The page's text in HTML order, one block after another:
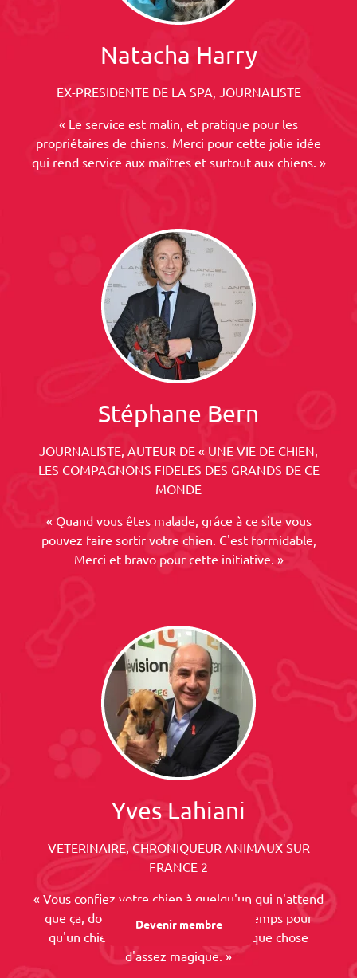
Devenir membre
Natacha Harry
EX-PRESIDENTE DE LA SPA, JOURNALISTE
« Le service est malin, et pratique pour les
propriétaires de chiens. Merci pour cette jolie idée
qui rend service aux maîtres et surtout aux chiens. »
Stéphane Bern
JOURNALISTE, AUTEUR DE « UNE VIE DE CHIEN,
LES COMPAGNONS FIDELES DES GRANDS DE CE
MONDE
« Quand vous êtes malade, grâce à ce site vous
pouvez faire sortir votre chien. C'est formidable,
Merci et bravo pour cette initiative. »
Yves Lahiani
VETERINAIRE, CHRONIQUEUR ANIMAUX SUR
FRANCE 2
« Vous confiez votre chien à quelqu'un qui n'attend
que ça, donner son affection et son temps pour
qu'un chien soit heureux. C'est quelque chose
d'assez magique. »